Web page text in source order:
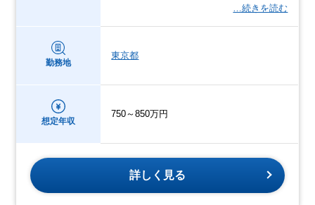
…続きを読む
勤務地
東京都
想定年収
750～850万円
詳しく見る